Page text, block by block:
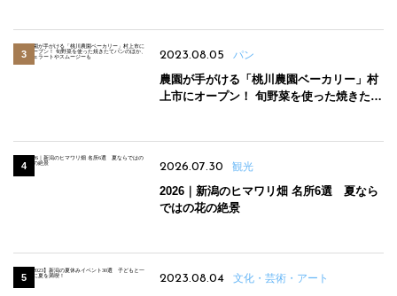
2023.08.05 パン
農園が手がける「桃川農園ベーカリー」村
上市にオープン！ 旬野菜を使った焼きたて
2026.07.30 観光
2026｜新潟のヒマワリ畑 名所6選 夏なら
ではの花の絶景
2023.08.04 文化・芸術・アート